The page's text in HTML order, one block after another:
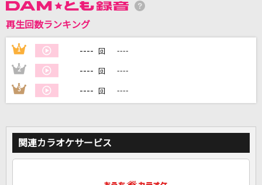
カラオケをもっと楽しもう！
家族や友達と一緒に！練習にも！
再生回数ランキング
1 ---- 回 ----
2 ---- 回 ----
3 ---- 回 ----
関連カラオケサービス